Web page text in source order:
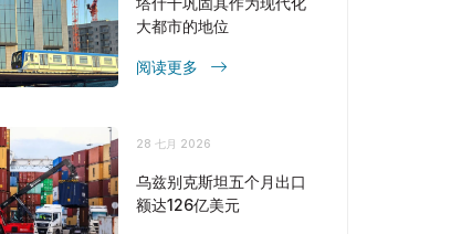
大都市的地位
阅读更多
28 七月 2026
乌兹别克斯坦五个月出口
额达126亿美元